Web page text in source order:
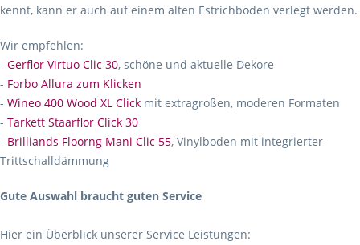
kennt, kann er auch auf einem alten Estrichboden verlegt werden.
Wir empfehlen:
- Gerflor Virtuo Clic 30, schöne und aktuelle Dekore
- Forbo Allura zum Klicken
- Wineo 400 Wood XL Click mit extragroßen, moderen Formaten
- Tarkett Staarflor Click 30
- Brilliands Floorng Mani Clic 55, Vinylboden mit integrierter
Trittschalldämmung
Gute Auswahl braucht guten Service
Hier ein Überblick unserer Service Leistungen: